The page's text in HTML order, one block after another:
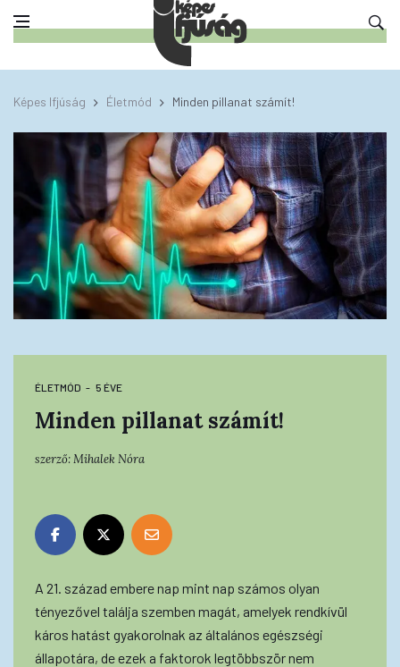
Képes Ifjúság Életmód Minden pillanat számít!
ÉLETMÓD 5 ÉVE
Minden pillanat számít!
szerző:Mihalek Nóra
A 21. század embere nap mint nap számos olyan
tényezővel találja szemben magát, amelyek rendkívül
káros hatást gyakorolnak az általános egészségi
állapotára, de ezek a faktorok legtöbbször nem